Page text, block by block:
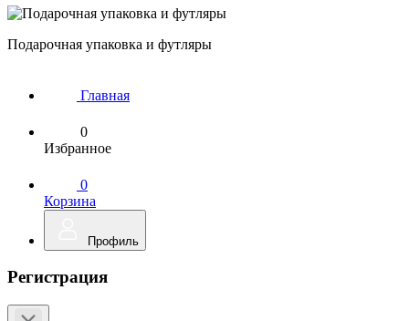
Подарочная упаковка и футляры
Главная
0
Избранное
0
Корзина
Профиль
Регистрация